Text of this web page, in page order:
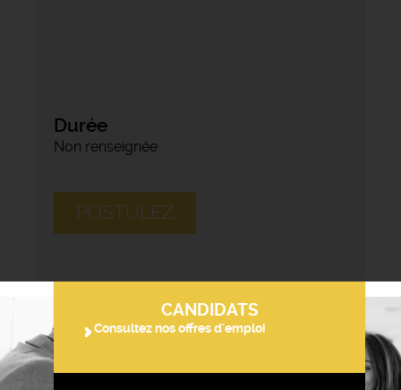
Durée
Non renseignée
POSTULEZ
CANDIDATS
Consultez nos offres d'emploi